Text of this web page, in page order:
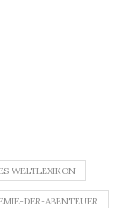
WELTLEXIKON
DER-ABENTEUER